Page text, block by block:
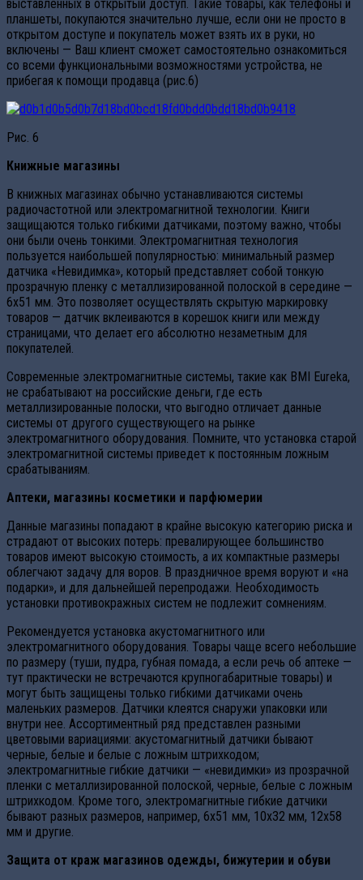
выставленных в открытый доступ. Такие товары, как телефоны и
планшеты, покупаются значительно лучше, если они не просто в
открытом доступе и покупатель может взять их в руки, но
включены — Ваш клиент сможет самостоятельно ознакомиться
со всеми функциональными возможностями устройства, не
прибегая к помощи продавца (рис.6)
Рис. 6
Книжные магазины
В книжных магазинах обычно устанавливаются системы
радиочастотной или электромагнитной технологии. Книги
защищаются только гибкими датчиками, поэтому важно, чтобы
они были очень тонкими. Электромагнитная технология
пользуется наибольшей популярностью: минимальный размер
датчика «Невидимка», который представляет собой тонкую
прозрачную пленку с металлизированной полоской в середине —
6х51 мм. Это позволяет осуществлять скрытую маркировку
товаров — датчик вклеиваются в корешок книги или между
страницами, что делает его абсолютно незаметным для
покупателей.
Современные электромагнитные системы, такие как BMI Eureka,
не срабатывают на российские деньги, где есть
металлизированные полоски, что выгодно отличает данные
системы от другого существующего на рынке
электромагнитного оборудования. Помните, что установка старой
электромагнитной системы приведет к постоянным ложным
срабатываниям.
Аптеки, магазины косметики и парфюмерии
Данные магазины попадают в крайне высокую категорию риска и
страдают от высоких потерь: превалирующее большинство
товаров имеют высокую стоимость, а их компактные размеры
облегчают задачу для воров. В праздничное время воруют и «на
подарки», и для дальнейшей перепродажи. Необходимость
установки противокражных систем не подлежит сомнениям.
Рекомендуется установка акустомагнитного или
электромагнитного оборудования. Товары чаще всего небольшие
по размеру (туши, пудра, губная помада, а если речь об аптеке —
тут практически не встречаются крупногабаритные товары) и
могут быть защищены только гибкими датчиками очень
маленьких размеров. Датчики клеятся снаружи упаковки или
внутри нее. Ассортиментный ряд представлен разными
цветовыми вариациями: акустомагнитный датчики бывают
черные, белые и белые с ложным штрихкодом;
электромагнитные гибкие датчики — «невидимки» из прозрачной
пленки с металлизированной полоской, черные, белые с ложным
штрихкодом. Кроме того, электромагнитные гибкие датчики
бывают разных размеров, например, 6х51 мм, 10х32 мм, 12х58
мм и другие.
Защита от краж магазинов одежды, бижутерии и обуви